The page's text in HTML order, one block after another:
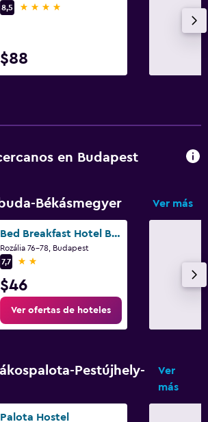
8,5
4 estrellas
$88
en Budapest
Békásmegyer Ver más
Bed Breakfast Hotel Budapest
Rozália 76-78, Budapest
7,7
2 estrellas
$46
Ver ofertas de hoteles
Pestújhely-
Ver
más
Palota Hostel